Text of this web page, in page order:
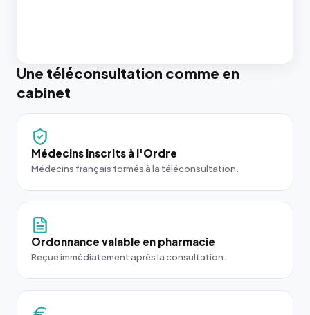
Une téléconsultation comme en
cabinet
Médecins inscrits à l'Ordre
Médecins français formés à la téléconsultation.
Ordonnance valable en pharmacie
Reçue immédiatement après la consultation.